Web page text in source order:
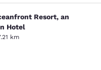
Resort,
Resort, an
Hotel
km
Muy bueno. 1443 reseñas